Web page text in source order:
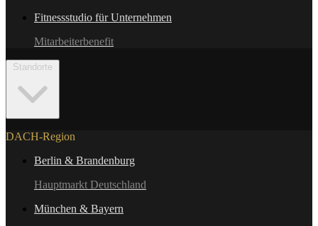
Fitnessstudio für Unternehmen
Mitarbeiterbenefit
DACH-Region
Berlin & Brandenburg
Hauptmarkt Deutschland
München & Bayern